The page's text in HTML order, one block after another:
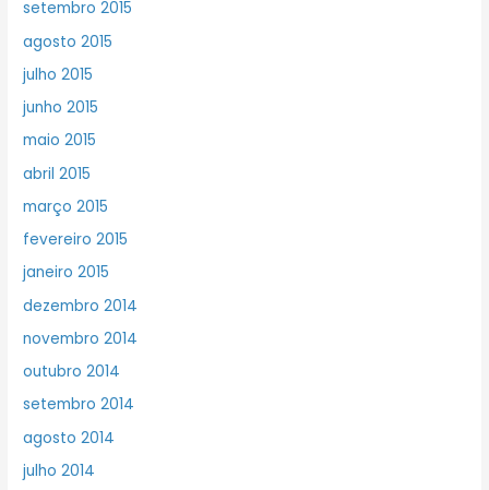
setembro 2015
agosto 2015
julho 2015
junho 2015
maio 2015
abril 2015
março 2015
fevereiro 2015
janeiro 2015
dezembro 2014
novembro 2014
outubro 2014
setembro 2014
agosto 2014
julho 2014